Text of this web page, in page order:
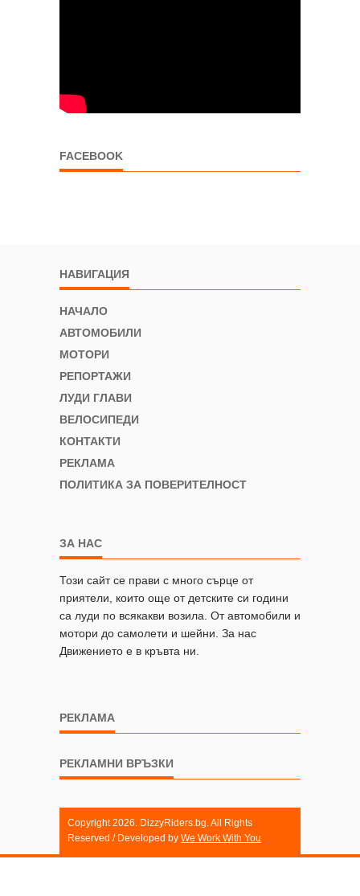
FACEBOOK
НАВИГАЦИЯ
НАЧАЛО
АВТОМОБИЛИ
МОТОРИ
РЕПОРТАЖИ
ЛУДИ ГЛАВИ
ВЕЛОСИПЕДИ
КОНТАКТИ
РЕКЛАМА
ПОЛИТИКА ЗА ПОВЕРИТЕЛНОСТ
ЗА НАС
Този сайт се прави с много сърце от
приятели, които още от детските си години
са луди по всякакви возила. От автомобили и
мотори до самолети и шейни. За нас
Движението е в кръвта ни.
РЕКЛАМА
РЕКЛАМНИ ВРЪЗКИ
Copyright 2026. DizzyRiders.bg. All Rights
Reserved / Developed by We Work With You